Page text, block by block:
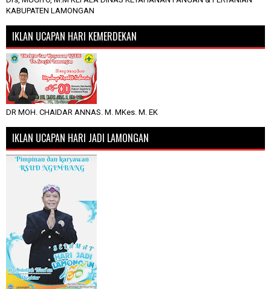
KABUPATEN LAMONGAN
IKLAN UCAPAN HARI KEMERDEKAN
DR MOH. CHAIDAR ANNAS. M. MKes. M. EK
IKLAN UCAPAN HARI JADI LAMONGAN